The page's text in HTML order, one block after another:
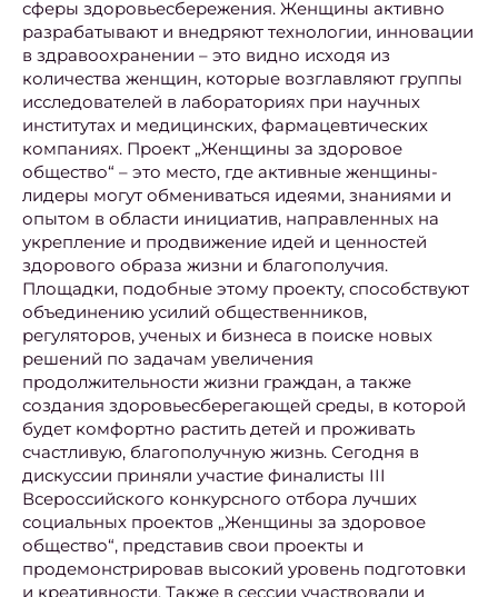
сферы здоровьесбережения. Женщины активно
разрабатывают и внедряют технологии, инновации
в здравоохранении – это видно исходя из
количества женщин, которые возглавляют группы
исследователей в лабораториях при научных
институтах и медицинских, фармацевтических
компаниях. Проект „Женщины за здоровое
общество“ – это место, где активные женщины-
лидеры могут обмениваться идеями, знаниями и
опытом в области инициатив, направленных на
укрепление и продвижение идей и ценностей
здорового образа жизни и благополучия.
Площадки, подобные этому проекту, способствуют
объединению усилий общественников,
регуляторов, ученых и бизнеса в поиске новых
решений по задачам увеличения
продолжительности жизни граждан, а также
создания здоровьесберегающей среды, в которой
будет комфортно растить детей и проживать
счастливую, благополучную жизнь. Сегодня в
дискуссии приняли участие финалисты III
Всероссийского конкурсного отбора лучших
социальных проектов „Женщины за здоровое
общество“, представив свои проекты и
продемонстрировав высокий уровень подготовки
и креативности. Также в сессии участвовали и